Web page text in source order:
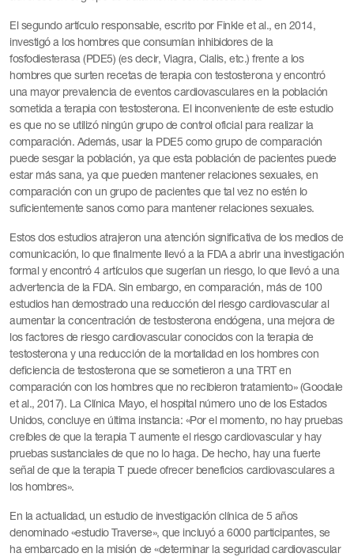
El segundo artículo responsable, escrito por Finkle et al., en 2014,
investigó a los hombres que consumían inhibidores de la
fosfodiesterasa (PDE5) (es decir, Viagra, Cialis, etc.) frente a los
hombres que surten recetas de terapia con testosterona y encontró
una mayor prevalencia de eventos cardiovasculares en la población
sometida a terapia con testosterona. El inconveniente de este estudio
es que no se utilizó ningún grupo de control oficial para realizar la
comparación. Además, usar la PDE5 como grupo de comparación
puede sesgar la población, ya que esta población de pacientes puede
estar más sana, ya que pueden mantener relaciones sexuales, en
comparación con un grupo de pacientes que tal vez no estén lo
suficientemente sanos como para mantener relaciones sexuales.
Estos dos estudios atrajeron una atención significativa de los medios de
comunicación, lo que finalmente llevó a la FDA a abrir una investigación
formal y encontró 4 artículos que sugerían un riesgo, lo que llevó a una
advertencia de la FDA. Sin embargo, en comparación, más de 100
estudios han demostrado una reducción del riesgo cardiovascular al
aumentar la concentración de testosterona endógena, una mejora de
los factores de riesgo cardiovascular conocidos con la terapia de
testosterona y una reducción de la mortalidad en los hombres con
deficiencia de testosterona que se sometieron a una TRT en
comparación con los hombres que no recibieron tratamiento» (Goodale
et al., 2017). La Clínica Mayo, el hospital número uno de los Estados
Unidos, concluye en última instancia: «Por el momento, no hay pruebas
creíbles de que la terapia T aumente el riesgo cardiovascular y hay
pruebas sustanciales de que no lo haga. De hecho, hay una fuerte
señal de que la terapia T puede ofrecer beneficios cardiovasculares a
los hombres».
En la actualidad, un estudio de investigación clínica de 5 años
denominado «estudio Traverse», que incluyó a 6000 participantes, se
ha embarcado en la misión de «determinar la seguridad cardiovascular